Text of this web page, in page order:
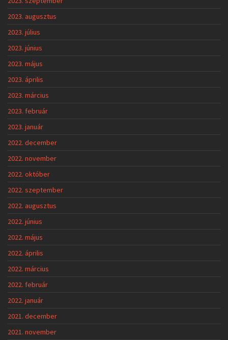
2023. augusztus
2023. július
2023. június
2023. május
2023. április
2023. március
2023. február
2023. január
2022. december
2022. november
2022. október
2022. szeptember
2022. augusztus
2022. június
2022. május
2022. április
2022. március
2022. február
2022. január
2021. december
2021. november